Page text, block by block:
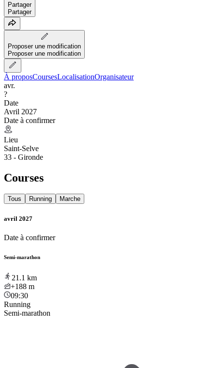
Partager
Partager
Proposer une modification
Proposer une modification
À proposCoursesLocalisationOrganisateur
avr.
?
Date
Avril 2027
Date à confirmer
Lieu
Saint-Selve
33 - Gironde
Courses
Tous Running Marche
avril 2027
Date à confirmer
Semi-marathon
21.1 km
+188 m
09:30
Running
Semi-marathon